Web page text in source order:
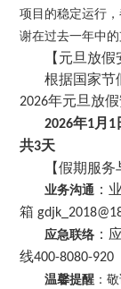
项目的稳定运行
谢在过去一年中的
【元旦放假
根据国家节
2026年元旦放假
2026年1月 1
共3天
【假期服务
业务沟通 ：
箱
应急联络 ：
线400-8080-920
温馨提醒 ：